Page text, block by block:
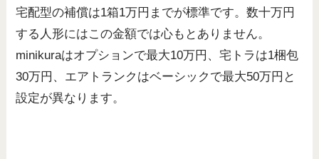
宅配型の補償は1箱1万円までが標準です。数十万円
する人形にはこの金額では心もとありません。
minikuraはオプションで最大10万円、宅トラは1梱包
30万円、エアトランクはベーシックで最大50万円と
設定が異なります。